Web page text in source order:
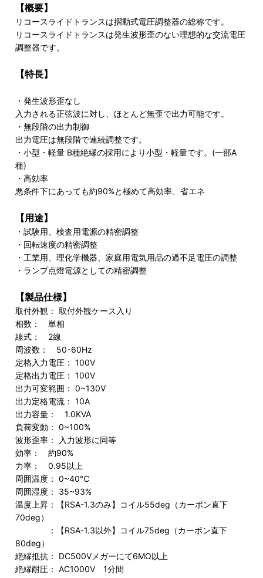
【概要】
リコースライドトランスは摺動式電圧調整器の総称です。
リコースライドトランスは発生波形歪のない理想的な交流電圧
調整器です。
【特長】
・発生波形歪なし
入力される正弦波に対し、ほとんど無歪で出力可能です。
・無段階の出力制御
出力電圧は無段階で連続調整です。
・小型・軽量 B種絶縁の採用により小型・軽量です。(一部A
種)
・高効率
悪条件下にあっても約90%と極めて高効率、省エネ
【用途】
・試験用、検査用電源の精密調整
・回転速度の精密調整
・工業用、理化学機器、家庭用電気用品の過不足電圧の調整
・ランプ点燈電源としての精密調整
【製品仕様】
取付外観： 取付外観ケース入り
相数： 単相
線式： 2線
周波数： 50･60Hz
定格入力電圧： 100V
定格出力電圧： 100V
出力可変範囲： 0~130V
出力定格電流： 10A
出力容量： 1.0KVA
負荷変動： 0~100%
波形歪率： 入力波形に同等
効率： 約90%
力率： 0.95以上
周囲温度： 0~40℃
周囲湿度： 35~93%
温度上昇：【RSA-1.3のみ】コイル55deg（カーボン直下
70deg）
：【RSA-1.3以外】コイル75deg（カーボン直下
80deg）
絶縁抵抗： DC500Vメガーにて6MΩ以上
絶縁耐圧： AC1000V 1分間